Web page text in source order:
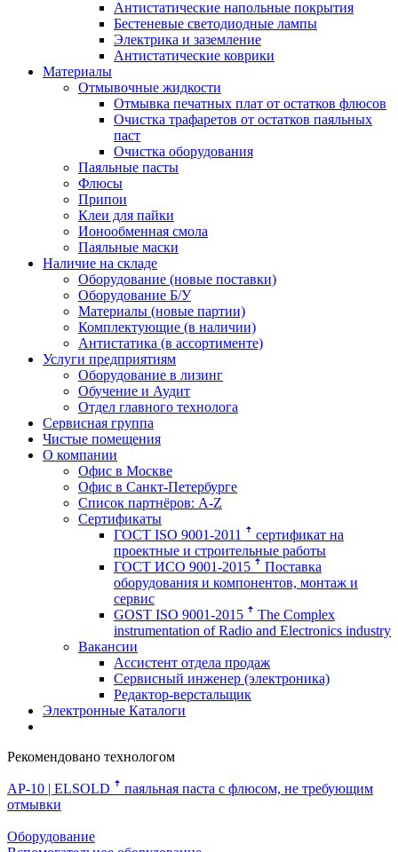
Антистатические напольные покрытия
Бестеневые светодиодные лампы
Электрика и заземление
Антистатические коврики
Материалы
Отмывочные жидкости
Отмывка печатных плат от остатков флюсов
Очистка трафаретов от остатков паяльных
паст
Очистка оборудования
Паяльные пасты
Флюсы
Припои
Клеи для пайки
Ионообменная смола
Паяльные маски
Наличие на складе
Оборудование (новые поставки)
Оборудование Б/У
Материалы (новые партии)
Комплектующие (в наличии)
Антистатика (в ассортименте)
Услуги предприятиям
Оборудование в лизинг
Обучение и Аудит
Отдел главного технолога
Сервисная группа
Чистые помещения
О компании
Офис в Москве
Офис в Санкт-Петербурге
Список партнёров: A-Z
Сертификаты
ГОСТ ISO 9001-2011 ꜛ сертификат на
проектные и строительные работы
ГОСТ ИСО 9001-2015 ꜛ Поставка
оборудования и компонентов, монтаж и
сервис
GOST ISO 9001-2015 ꜛ The Complex
instrumentation of Radio and Electronics industry
Вакансии
Ассистент отдела продаж
Сервисный инженер (электроника)
Редактор-верстальщик
Электронные Каталоги
Рекомендовано технологом
AP-10 | ELSOLD ꜛ паяльная паста с флюсом, не требующим
отмывки
Оборудование